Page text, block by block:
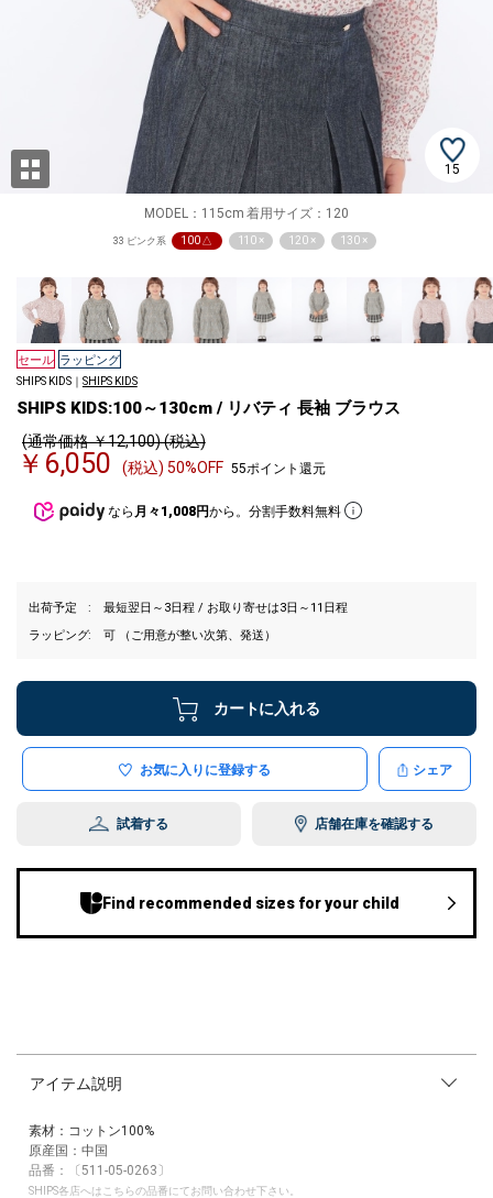
15
MODEL：115cm 着用サイズ：120
33 ピンク系 100 △ 110 × 120 × 130 ×
セール ラッピング
SHIPS KIDS｜ SHIPS KIDS
SHIPS KIDS:100～130cm / リバティ 長袖 ブラウス
(通常価格 ￥12,100) (税込)
￥6,050 (税込) 50%OFF 55ポイント還元
なら 月々1,008円から。分割手数料無料
出荷予定
最短翌日～3日程 / お取り寄せは3日～11日程
ラッピング
可 （ご用意が整い次第、発送）
カートに入れる
お気に入りに登録する シェア
試着する 店舗在庫を確認する
Find recommended sizes for your child
アイテム説明
素材：コットン100%
原産国：中国
品番：〔511-05-0263〕
SHIPS各店へはこちらの品番にてお問い合わせ下さい。